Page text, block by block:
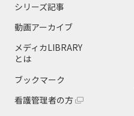
シリーズ記事
動画アーカイブ
メディカLIBRARY
とは
ブックマーク
看護管理者の方